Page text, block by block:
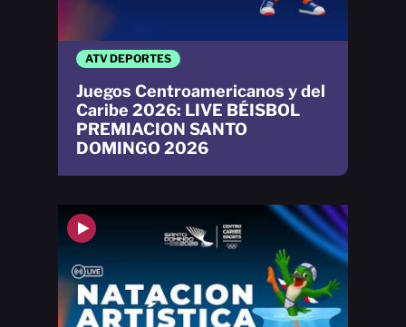
ATV DEPORTES
Juegos Centroamericanos y del
Caribe 2026: LIVE BÉISBOL
PREMIACION SANTO
DOMINGO 2026